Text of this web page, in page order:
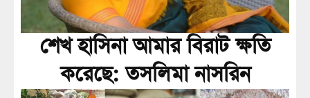
শেখ হাসিনা আমার বিরাট ক্ষতি
করেছে: তসলিমা নাসরিন